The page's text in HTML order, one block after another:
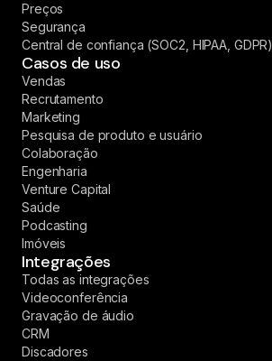
Preços
Segurança
Central de confiança (SOC2, HIPAA, GDPR)
Casos de uso
Vendas
Recrutamento
Marketing
Pesquisa de produto e usuário
Colaboração
Engenharia
Venture Capital
Saúde
Podcasting
Imóveis
Integrações
Todas as integrações
Videoconferência
Gravação de áudio
CRM
Discadores